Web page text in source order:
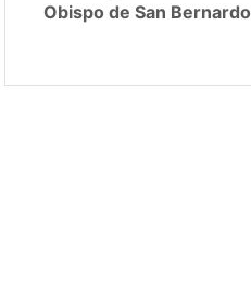
Obispo de San Bernardo